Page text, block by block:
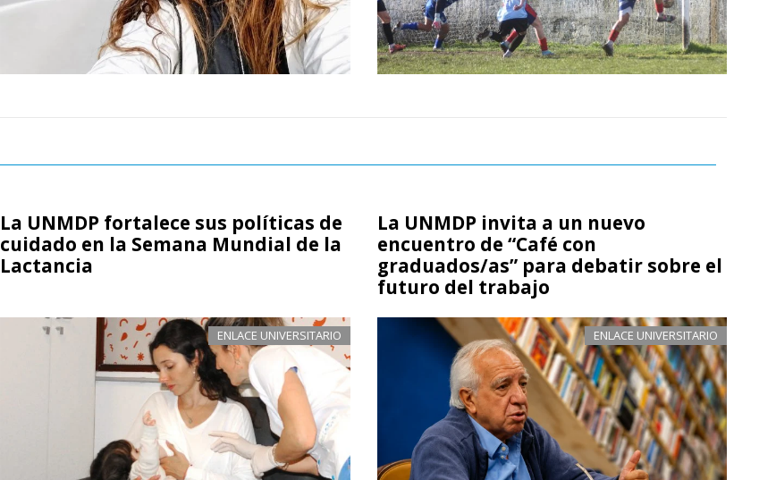
La UNMDP fortalece sus políticas de
cuidado en la Semana Mundial de la
Lactancia
ENLACE UNIVERSITARIO
La UNMDP invita a un nuevo
encuentro de “Café con
graduados/as” para debatir sobre el
futuro del trabajo
ENLACE UNIVERSITARIO